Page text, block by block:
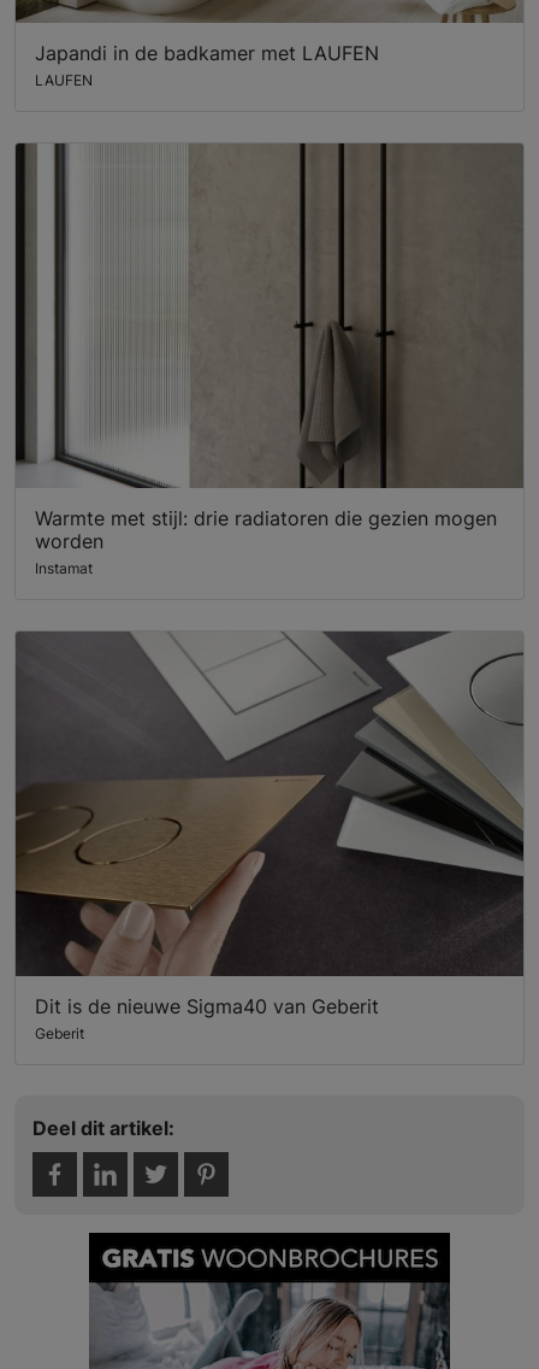
Japandi in de badkamer met LAUFEN
LAUFEN
Warmte met stijl: drie radiatoren die gezien mogen
worden
Instamat
Dit is de nieuwe Sigma40 van Geberit
Geberit
Deel dit artikel: